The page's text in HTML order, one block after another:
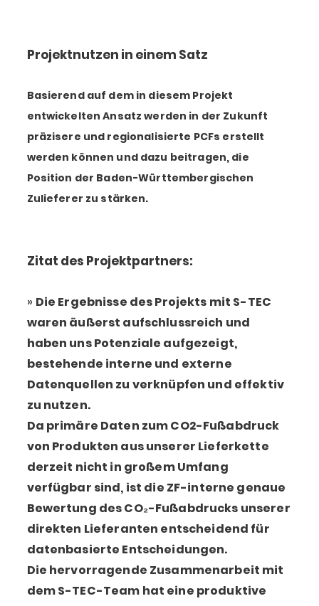
Projektnutzen in einem Satz
Basierend auf dem in diesem Projekt
entwickelten Ansatz werden in der Zukunft
präzisere und regionalisierte PCFs erstellt
werden können und dazu beitragen, die
Position der Baden-Württembergischen
Zulieferer zu stärken.
Zitat des Projektpartners:
Die Ergebnisse des Projekts mit S-TEC
waren äußerst aufschlussreich und
haben uns Potenziale aufgezeigt,
bestehende interne und externe
Datenquellen zu verknüpfen und effektiv
zu nutzen.
Da primäre Daten zum CO2-Fußabdruck
von Produkten aus unserer Lieferkette
derzeit nicht in großem Umfang
verfügbar sind, ist die ZF-interne genaue
Bewertung des CO₂-Fußabdrucks unserer
direkten Lieferanten entscheidend für
datenbasierte Entscheidungen.
Die hervorragende Zusammenarbeit mit
dem S-TEC-Team hat eine produktive